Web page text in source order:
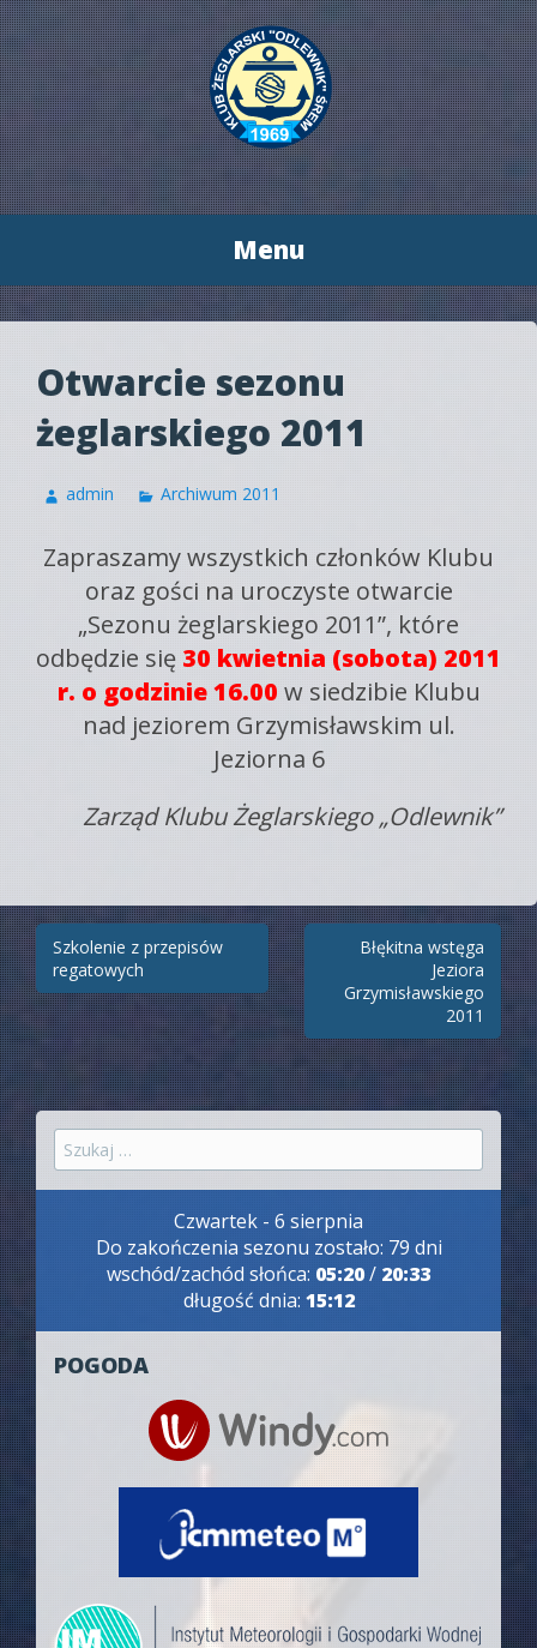
Menu
Przeskocz
do
Otwarcie sezonu
żeglarskiego 2011
admin Archiwum 2011
Zapraszamy wszystkich członków Klubu
oraz gości na uroczyste otwarcie
„Sezonu żeglarskiego 2011”, które
odbędzie się 30 kwietnia (sobota) 2011
r. o godzinie 16.00 w siedzibie Klubu
nad jeziorem Grzymisławskim ul.
Jeziorna 6
Zarząd Klubu Żeglarskiego „Odlewnik”
Zobacz
wpisy
Szkolenie z przepisów
regatowych
Błękitna wstęga
Jeziora
Grzymisławskiego
2011
Szukaj:
Czwartek - 6 sierpnia
Do zakończenia sezonu zostało: 79 dni
wschód/zachód słońca: 05:20/ 20:33
długość dnia: 15:12
POGODA